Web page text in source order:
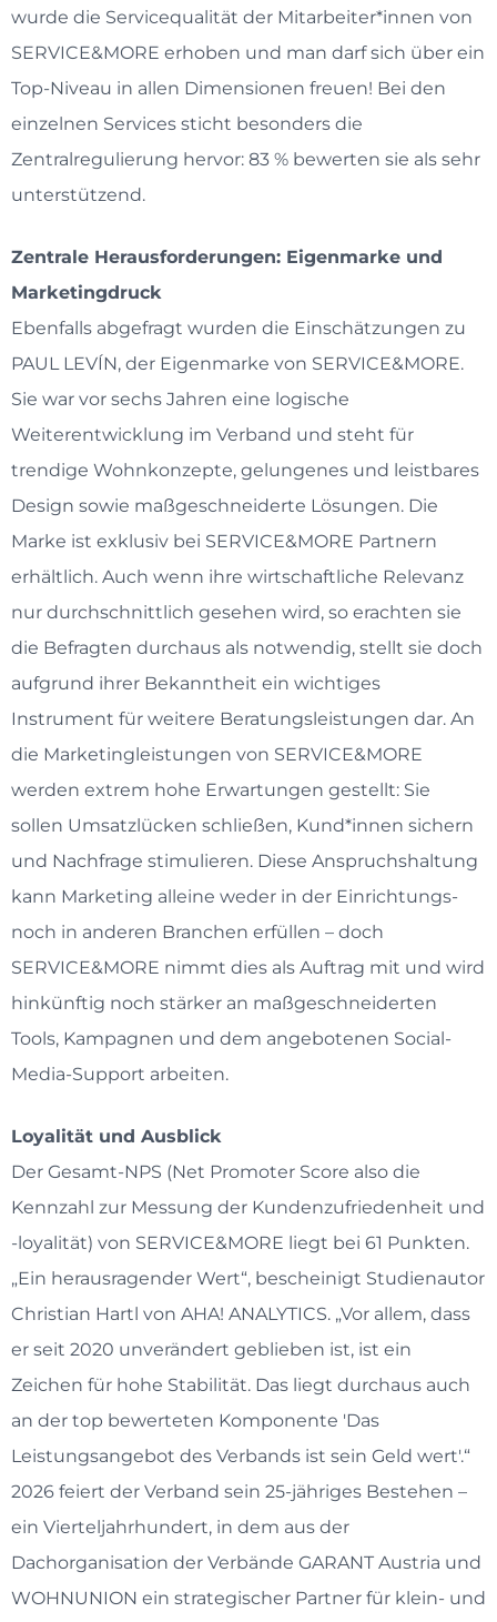
wurde die Servicequalität der Mitarbeiter*innen von
SERVICE&MORE erhoben und man darf sich über ein
Top-Niveau in allen Dimensionen freuen! Bei den
einzelnen Services sticht besonders die
Zentralregulierung hervor: 83 % bewerten sie als sehr
unterstützend.
Zentrale Herausforderungen: Eigenmarke und
Marketingdruck
Ebenfalls abgefragt wurden die Einschätzungen zu
PAUL LEVÍN, der Eigenmarke von SERVICE&MORE.
Sie war vor sechs Jahren eine logische
Weiterentwicklung im Verband und steht für
trendige Wohnkonzepte, gelungenes und leistbares
Design sowie maßgeschneiderte Lösungen. Die
Marke ist exklusiv bei SERVICE&MORE Partnern
erhältlich. Auch wenn ihre wirtschaftliche Relevanz
nur durchschnittlich gesehen wird, so erachten sie
die Befragten durchaus als notwendig, stellt sie doch
aufgrund ihrer Bekanntheit ein wichtiges
Instrument für weitere Beratungsleistungen dar. An
die Marketingleistungen von SERVICE&MORE
werden extrem hohe Erwartungen gestellt: Sie
sollen Umsatzlücken schließen, Kund*innen sichern
und Nachfrage stimulieren. Diese Anspruchshaltung
kann Marketing alleine weder in der Einrichtungs-
noch in anderen Branchen erfüllen – doch
SERVICE&MORE nimmt dies als Auftrag mit und wird
hinkünftig noch stärker an maßgeschneiderten
Tools, Kampagnen und dem angebotenen Social-
Media-Support arbeiten.
Loyalität und Ausblick
Der Gesamt-NPS (Net Promoter Score also die
Kennzahl zur Messung der Kundenzufriedenheit und
-loyalität) von SERVICE&MORE liegt bei 61 Punkten.
„Ein herausragender Wert“, bescheinigt Studienautor
Christian Hartl von AHA! ANALYTICS. „Vor allem, dass
er seit 2020 unverändert geblieben ist, ist ein
Zeichen für hohe Stabilität. Das liegt durchaus auch
an der top bewerteten Komponente 'Das
Leistungsangebot des Verbands ist sein Geld wert'.“
2026 feiert der Verband sein 25-jähriges Bestehen –
ein Vierteljahrhundert, in dem aus der
Dachorganisation der Verbände GARANT Austria und
WOHNUNION ein strategischer Partner für klein- und